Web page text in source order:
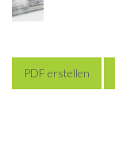
PDF erstellen